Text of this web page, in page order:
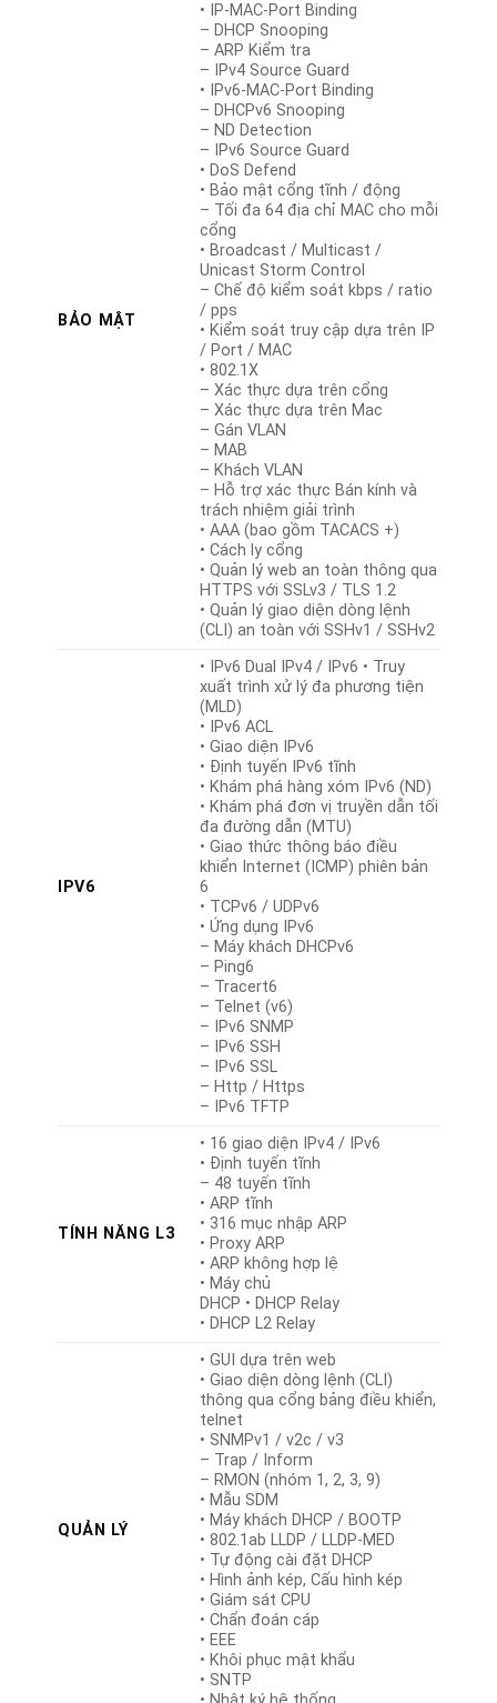
BẢO MẬT
• IP-MAC-Port Binding
– DHCP Snooping
– ARP Kiểm tra
– IPv4 Source Guard
• IPv6-MAC-Port Binding
– DHCPv6 Snooping
– ND Detection
– IPv6 Source Guard
• DoS Defend
• Bảo mật cổng tĩnh / động
– Tối đa 64 địa chỉ MAC cho mỗi
cổng
• Broadcast / Multicast /
Unicast Storm Control
– Chế độ kiểm soát kbps / ratio
/ pps
• Kiểm soát truy cập dựa trên IP
/ Port / MAC
• 802.1X
– Xác thực dựa trên cổng
– Xác thực dựa trên Mac
– Gán VLAN
– MAB
– Khách VLAN
– Hỗ trợ xác thực Bán kính và
trách nhiệm giải trình
• AAA (bao gồm TACACS +)
• Cách ly cổng
• Quản lý web an toàn thông qua
HTTPS với SSLv3 / TLS 1.2
• Quản lý giao diện dòng lệnh
(CLI) an toàn với SSHv1 / SSHv2
IPV6
• IPv6 Dual IPv4 / IPv6 • Truy
xuất trình xử lý đa phương tiện
(MLD)
• IPv6 ACL
• Giao diện IPv6
• Định tuyến IPv6 tĩnh
• Khám phá hàng xóm IPv6 (ND)
• Khám phá đơn vị truyền dẫn tối
đa đường dẫn (MTU)
• Giao thức thông báo điều
khiển Internet (ICMP) phiên bản
6
• TCPv6 / UDPv6
• Ứng dụng IPv6
– Máy khách DHCPv6
– Ping6
– Tracert6
– Telnet (v6)
– IPv6 SNMP
– IPv6 SSH
– IPv6 SSL
– Http / Https
– IPv6 TFTP
TÍNH NĂNG L3
• 16 giao diện IPv4 / IPv6
• Định tuyến tĩnh
– 48 tuyến tĩnh
• ARP tĩnh
• 316 mục nhập ARP
• Proxy ARP
• ARP không hợp lệ
• Máy chủ
DHCP • DHCP Relay
• DHCP L2 Relay
QUẢN LÝ
• GUI dựa trên web
• Giao diện dòng lệnh (CLI)
thông qua cổng bảng điều khiển,
telnet
• SNMPv1 / v2c / v3
– Trap / Inform
– RMON (nhóm 1, 2, 3, 9)
• Mẫu SDM
• Máy khách DHCP / BOOTP
• 802.1ab LLDP / LLDP-MED
• Tự động cài đặt DHCP
• Hình ảnh kép, Cấu hình kép
• Giám sát CPU
• Chẩn đoán cáp
• EEE
• Khôi phục mật khẩu
• SNTP